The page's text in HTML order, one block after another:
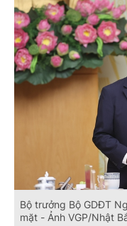
Bộ trưởng Bộ GDĐT
mặt - Ảnh VGP/Nhật